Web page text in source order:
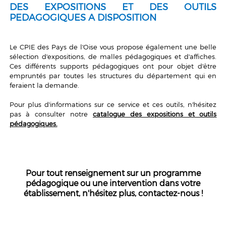
DES EXPOSITIONS ET DES OUTILS
PEDAGOGIQUES A DISPOSITION
Le CPIE des Pays de l'Oise vous propose également une belle
sélection d'expositions, de malles pédagogiques et d'affiches.
Ces différents supports pédagogiques ont pour objet d'être
empruntés par toutes les structures du département qui en
feraient la demande.
Pour plus d'informations sur ce service et ces outils, n'hésitez
pas à consulter notre catalogue des expositions et outils
pédagogiques.
Pour tout renseignement sur un programme
pédagogique ou une intervention dans votre
établissement, n'hésitez plus, contactez-nous !